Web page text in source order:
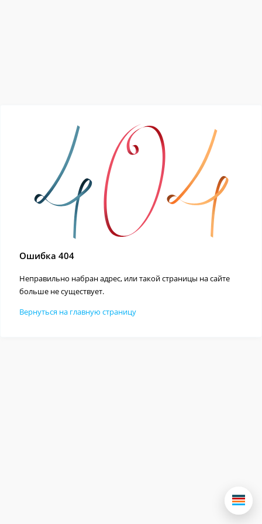
Ошибка 404
Неправильно набран адрес, или такой страницы на сайте
больше не существует.
Вернуться на главную страницу